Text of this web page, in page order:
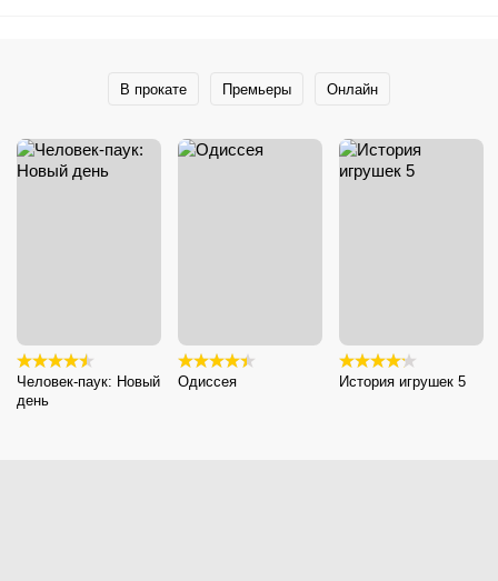
В прокате Премьеры Онлайн
Человек-паук: Новый
день
Одиссея История игрушек 5